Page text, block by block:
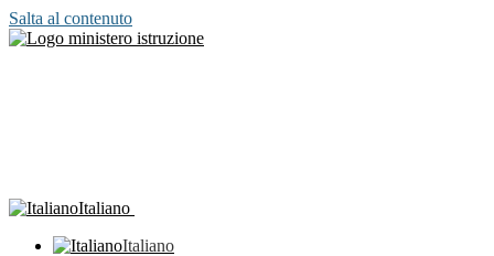
Salta al contenuto
Italiano
Italiano